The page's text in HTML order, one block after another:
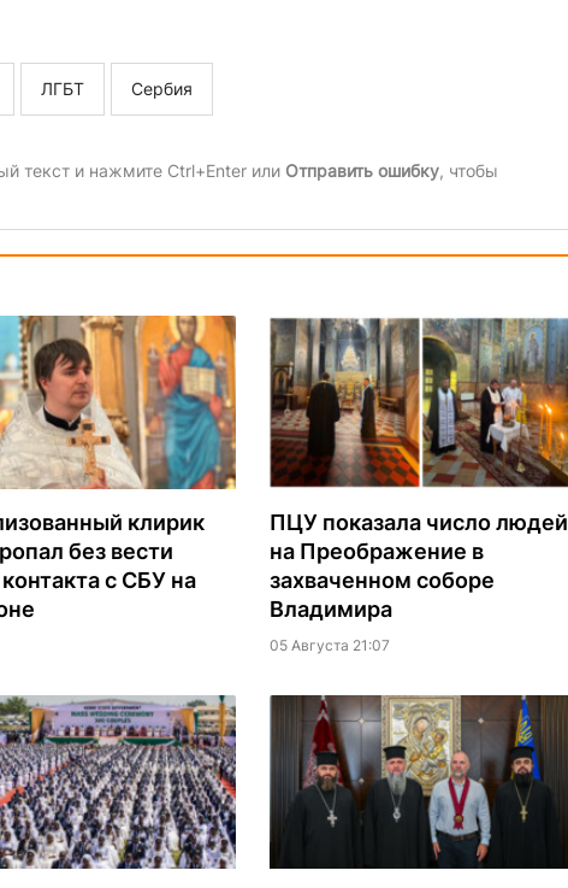
ЛГБТ Сербия
текст и нажмите Ctrl+Enter или Отправить ошибку, чтобы
клирик
без вести
с СБУ на
ПЦУ показала число людей
на Преображение в
захваченном соборе
Владимира
05 Августа 21:07